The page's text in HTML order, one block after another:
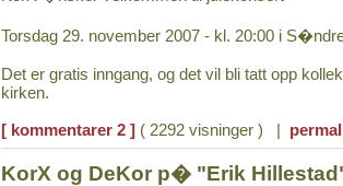
Torsdag 29. november 2007 - kl. 20:00 i
Det er gratis inngang, og det vil bli tatt opp
kirken.
[ kommentarer 2 ] ( 2292 visninger ) |
KorX og DeKor p� "Erik